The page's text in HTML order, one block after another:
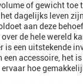
of gewicht toe
dagelijks leven
aan deze
de hele wereld
een uitstekende
accessoire, het
hoe